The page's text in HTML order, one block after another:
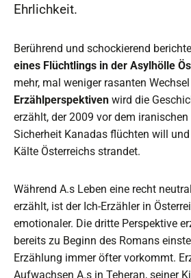
Ehrlichkeit.
Berührend und schockierend
eines Flüchtlings in der Asylhölle
mehr, mal weniger rasanten
Erzählperspektiven wird die
erzählt, der 2009 vor dem
Sicherheit Kanadas flüchten will
Kälte Österreichs strandet.
Während A.s Leben eine recht
erzählt, ist der Ich-Erzähler in
emotionaler. Die dritte Perspektive
bereits zu Beginn des Romans
Erzählung immer öfter vorkommt.
Aufwachsen A.s in Teheran, seiner